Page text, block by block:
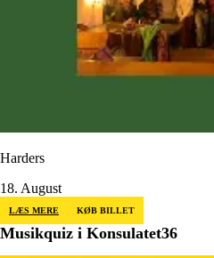
Harders
18. August
LÆS MERE KØB BILLET
Musikquiz i Konsulatet36